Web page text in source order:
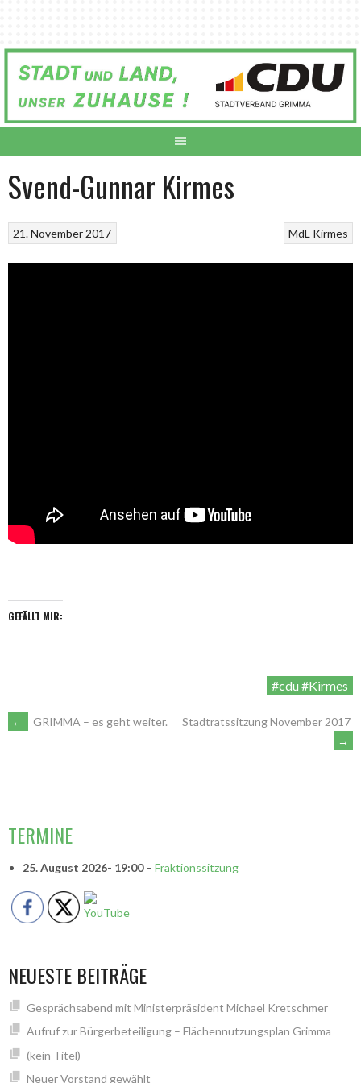
Inhalt
Svend-Gunnar Kirmes
MdL Kirmes
21. November 2017
GEFÄLLT MIR:
#cdu #Kirmes
ARTIKEL-
← GRIMMA – es geht weiter.
Stadtratssitzung November 2017
→
TERMINE
25. August 2026- 19:00– Fraktionssitzung
NEUESTE BEITRÄGE
Gesprächsabend mit Ministerpräsident Michael Kretschmer
Aufruf zur Bürgerbeteiligung – Flächennutzungsplan Grimma
(kein Titel)
Neuer Vorstand gewählt